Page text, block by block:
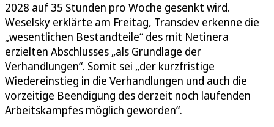
2028 auf 35 Stunden pro Woche gesenkt wird.
Weselsky erklärte am Freitag, Transdev erkenne die
„wesentlichen Bestandteile“ des mit Netinera
erzielten Abschlusses „als Grundlage der
Verhandlungen“. Somit sei „der kurzfristige
Wiedereinstieg in die Verhandlungen und auch die
vorzeitige Beendigung des derzeit noch laufenden
Arbeitskampfes möglich geworden“.